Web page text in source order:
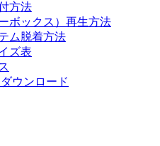
方法
ボックス）再生方法
ム脱着方法
ズ表
ウンロード